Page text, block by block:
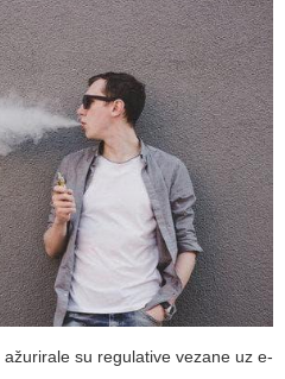
su regulative vezane uz e-